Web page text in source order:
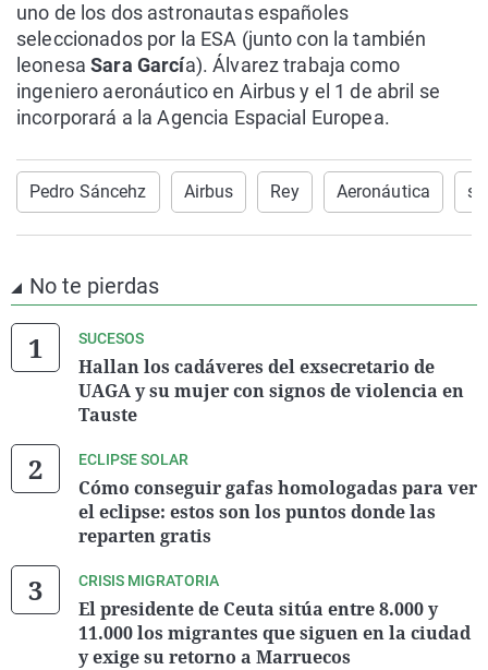
uno de los dos astronautas españoles
seleccionados por la ESA (junto con la también
leonesaSara García). Álvarez trabaja como
ingeniero aeronáutico en Airbus y el 1 de abril se
incorporará a la Agencia Espacial Europea.
Pedro Sáncehz Airbus Rey Aeronáutica
No te pierdas
SUCESOS
Hallan los cadáveres del exsecretario de
UAGA y su mujer con signos de violencia en
Tauste
ECLIPSE SOLAR
Cómo conseguir gafas homologadas para ver
el eclipse: estos son los puntos donde las
reparten gratis
CRISIS MIGRATORIA
El presidente de Ceuta sitúa entre 8.000 y
11.000 los migrantes que siguen en la ciudad
y exige su retorno a Marruecos